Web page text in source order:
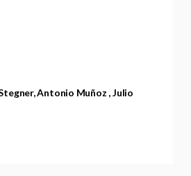
Antonio Muñoz , Julio